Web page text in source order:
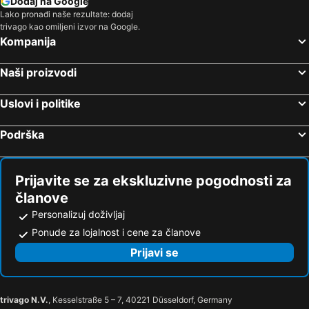
Pefkohori, Centralna Makedonija Hoteli
Hanioti, Centralna Makedonija Hoteli
Lako pronađi naše rezultate: dodaj
trivago kao omiljeni izvor na Google.
Kompanija
Naši proizvodi
Uslovi i politike
Podrška
Prijavite se za ekskluzivne pogodnosti za
članove
Personalizuj doživljaj
Ponude za lojalnost i cene za članove
Prijavi se
trivago N.V., Kesselstraße 5 – 7, 40221 Düsseldorf, Germany